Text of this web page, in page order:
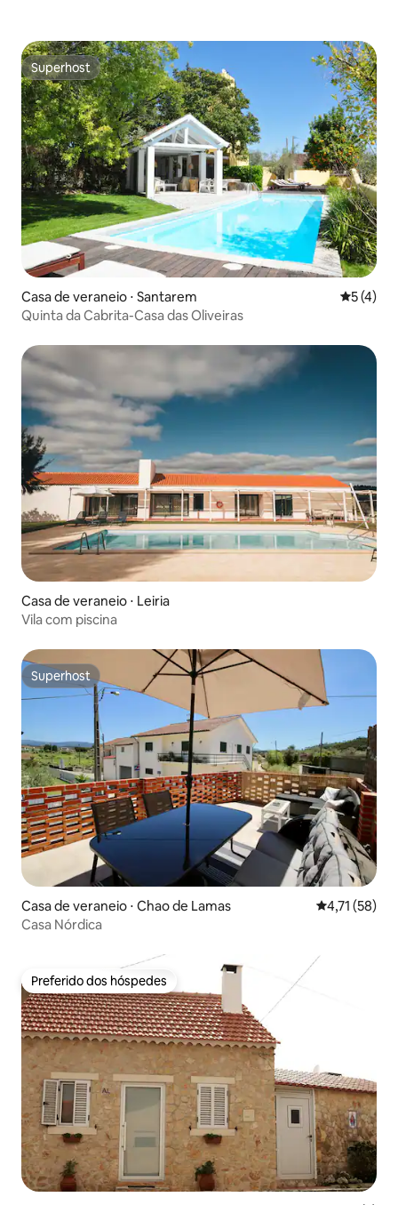
Superhost
Superhost
Casa de veraneio ⋅ Santarem 5 de
5 (4)
Quinta da Cabrita-Casa das Oliveiras
Casa de veraneio ⋅ Leiria
Vila com piscina
Superhost
Superhost
Casa de veraneio ⋅ Chao de Lamas 4,71 de uma
4,71 (58)
Casa Nórdica
Preferido dos hóspedes
Preferido dos hóspedes